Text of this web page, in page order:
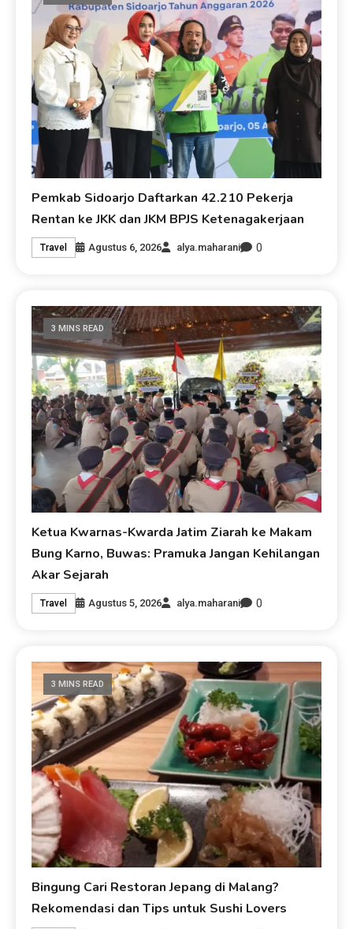
Pemkab Sidoarjo Daftarkan 42.210 Pekerja
Rentan ke JKK dan JKM BPJS Ketenagakerjaan
Travel Agustus 6, 2026 alya.maharani 0
3 MINS READ
Ketua Kwarnas-Kwarda Jatim Ziarah ke Makam
Bung Karno, Buwas: Pramuka Jangan Kehilangan
Akar Sejarah
Travel Agustus 5, 2026 alya.maharani 0
3 MINS READ
Bingung Cari Restoran Jepang di Malang?
Rekomendasi dan Tips untuk Sushi Lovers